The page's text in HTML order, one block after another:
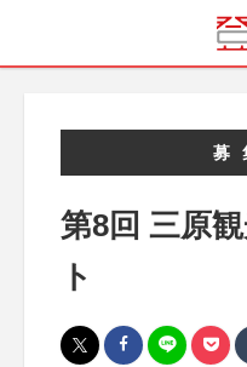
募
第8回 三原
ト